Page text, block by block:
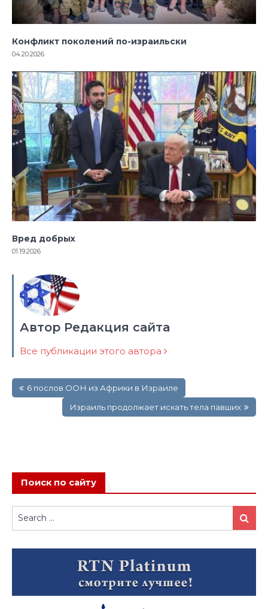
Конфликт поколений по-израильски
04.20.2026
Вред добрых
01.19.2026
Автор Редакция сайта
Все публикации этого автора
по 6 послов ООН из Африки в Израиле
Израиль продолжает искать тела павших
Поиск по сайту
Search
for:
Search